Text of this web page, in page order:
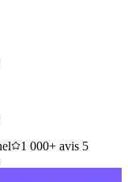
1 000+ avis 5